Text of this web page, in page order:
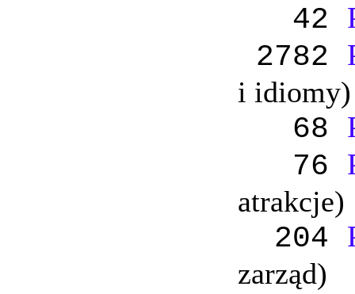
42
2782
i idiomy)
68
76
atrakcje)
204
zarząd)